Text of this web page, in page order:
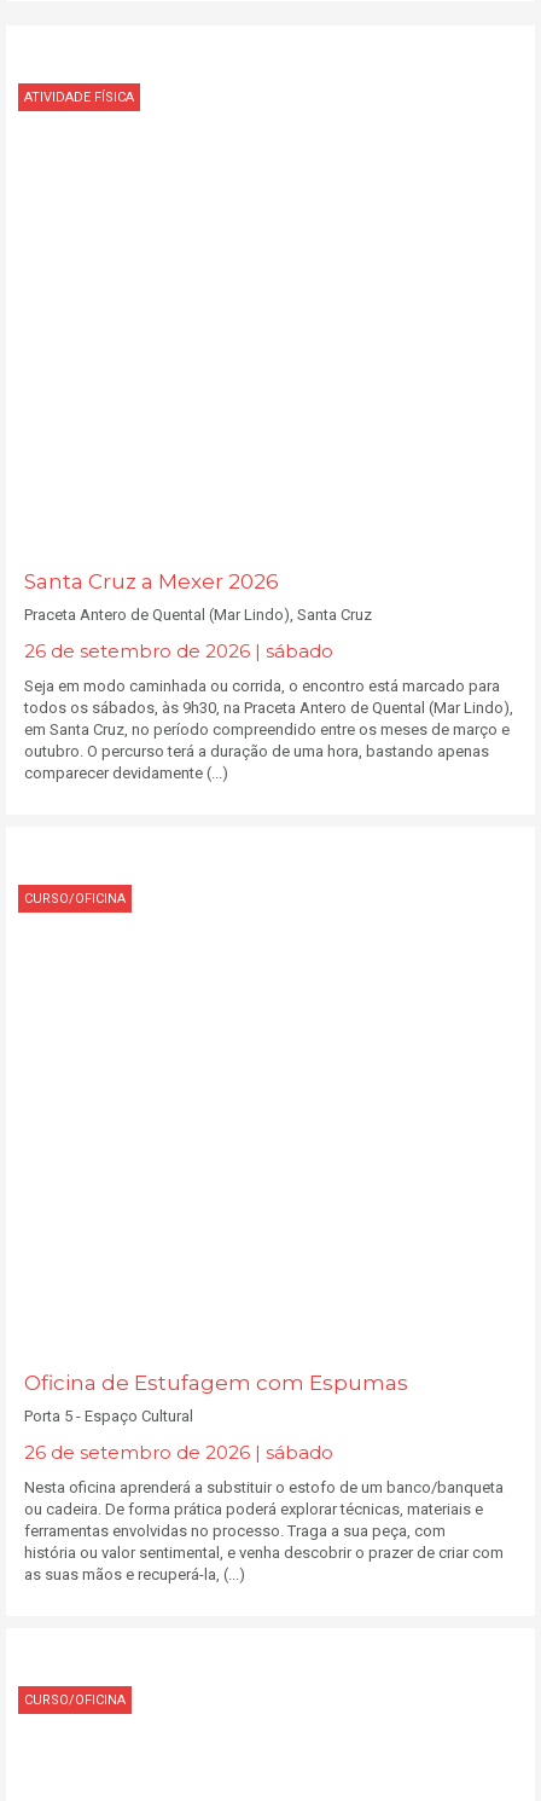
ATIVIDADE FÍSICA
Santa Cruz a Mexer 2026
Praceta Antero de Quental (Mar Lindo), Santa Cruz
26 de setembro de 2026 | sábado
Seja em modo caminhada ou corrida, o encontro está marcado para
todos os sábados, às 9h30, na Praceta Antero de Quental (Mar Lindo),
em Santa Cruz, no período compreendido entre os meses de março e
outubro. O percurso terá a duração de uma hora, bastando apenas
comparecer devidamente (...)
CURSO/OFICINA
Oficina de Estufagem com Espumas
Porta 5 - Espaço Cultural
26 de setembro de 2026 | sábado
Nesta oficina aprenderá a substituir o estofo de um banco/banqueta
ou cadeira. De forma prática poderá explorar técnicas, materiais e
ferramentas envolvidas no processo. Traga a sua peça, com
história ou valor sentimental, e venha descobrir o prazer de criar com
as suas mãos e recuperá-la, (...)
CURSO/OFICINA